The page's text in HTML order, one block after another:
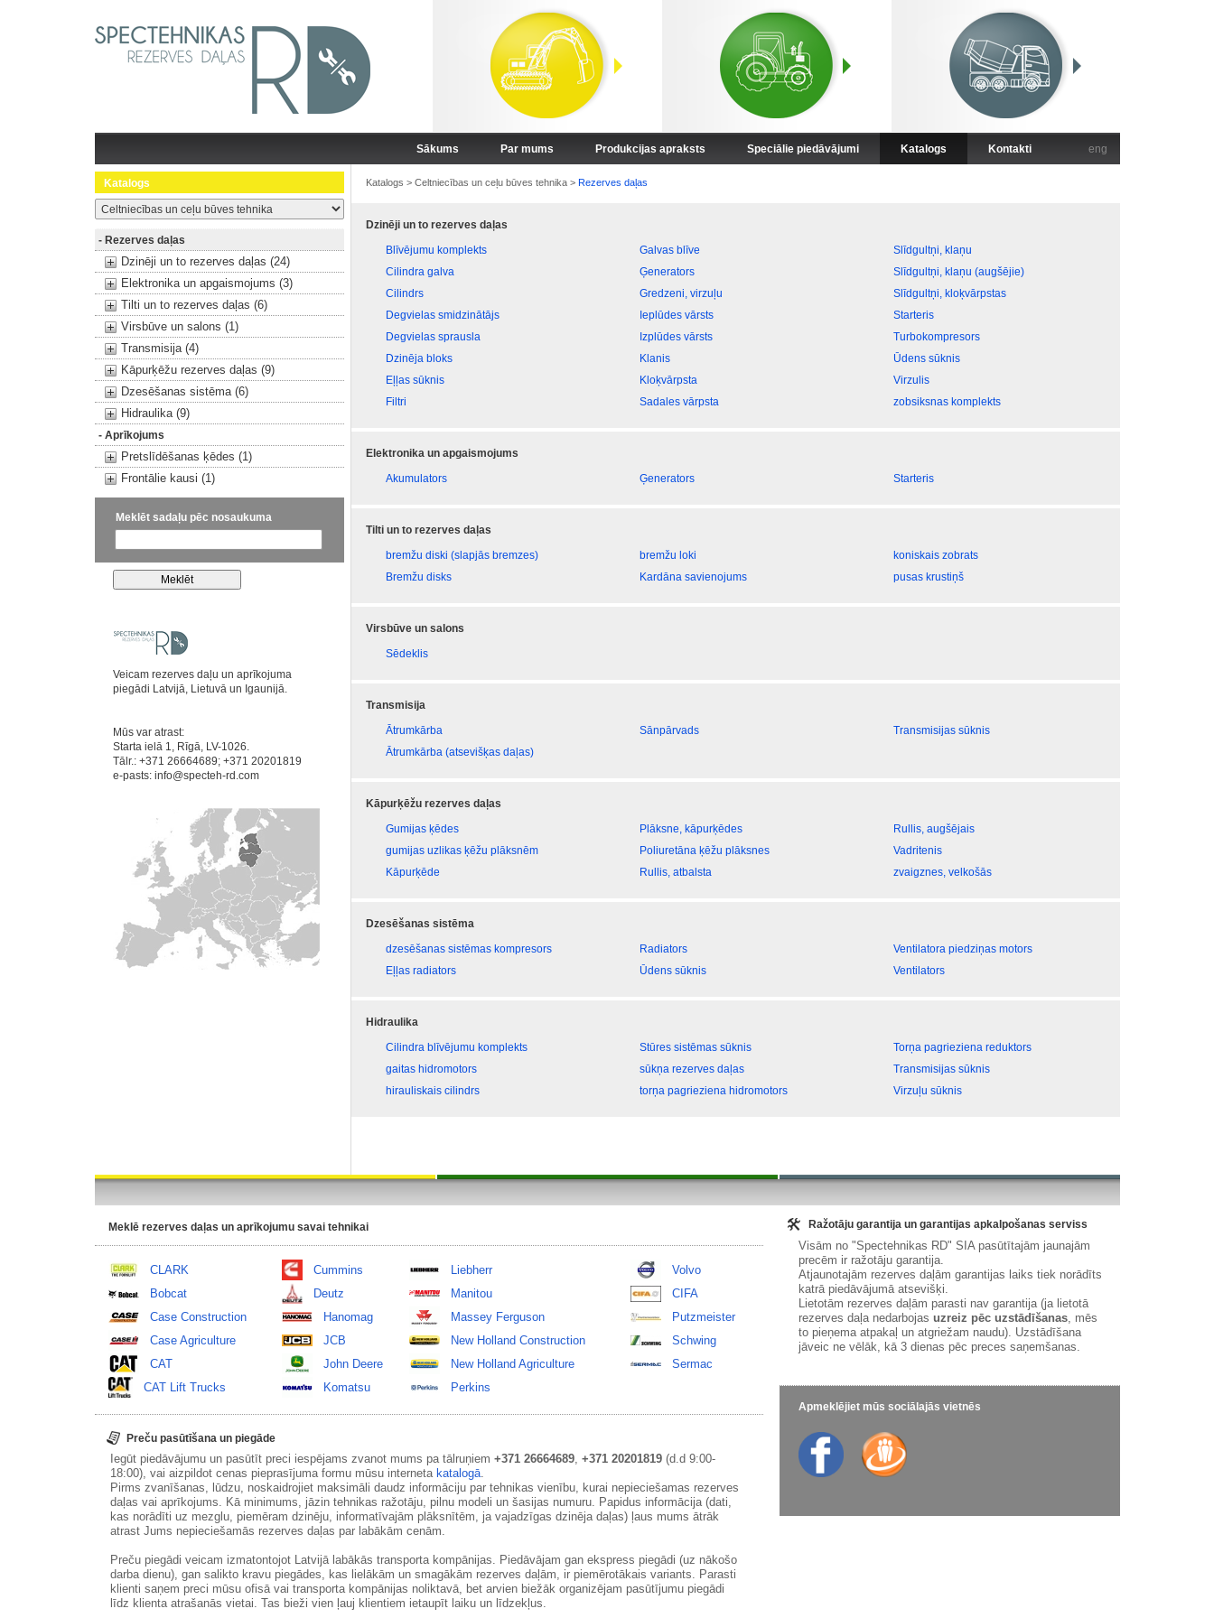
Sākums Par mums Produkcijas apraksts Speciālie piedāvājumi Katalogs Kontakti eng
Katalogs
- Rezerves daļas
Dzinēji un to rezerves daļas (24)
Elektronika un apgaismojums (3)
Tilti un to rezerves daļas (6)
Virsbūve un salons (1)
Transmisija (4)
Kāpurķēžu rezerves daļas (9)
Dzesēšanas sistēma (6)
Hidraulika (9)
- Aprīkojums
Pretslīdēšanas ķēdes (1)
Frontālie kausi (1)
Meklēt sadaļu pēc nosaukuma
Veicam rezerves daļu un aprīkojuma
piegādi Latvijā, Lietuvā un Igaunijā.
Mūs var atrast:
Starta ielā 1, Rīgā, LV-1026.
Tālr.: +371 26664689; +371 20201819
e-pasts: info@specteh-rd.com
Katalogs > Celtniecības un ceļu būves tehnika> Rezerves daļas
Dzinēji un to rezerves daļas
Blīvējumu komplekts
Cilindra galva
Cilindrs
Degvielas smidzinātājs
Degvielas sprausla
Dzinēja bloks
Eļļas sūknis
Filtri
Galvas blīve
Ģenerators
Gredzeni, virzuļu
Ieplūdes vārsts
Izplūdes vārsts
Klanis
Kloķvārpsta
Sadales vārpsta
Slīdgultņi, klaņu
Slīdgultņi, klaņu (augšējie)
Slīdgultņi, kloķvārpstas
Starteris
Turbokompresors
Ūdens sūknis
Virzulis
zobsiksnas komplekts
Elektronika un apgaismojums
Akumulators
Ģenerators Starteris
Tilti un to rezerves daļas
bremžu diski (slapjās bremzes)
Bremžu disks
bremžu loki
Kardāna savienojums
koniskais zobrats
pusas krustiņš
Virsbūve un salons
Sēdeklis
Transmisija
Ātrumkārba
Ātrumkārba (atsevišķas daļas)
Sānpārvads Transmisijas sūknis
Kāpurķēžu rezerves daļas
Gumijas ķēdes
gumijas uzlikas ķēžu plāksnēm
Kāpurķēde
Plāksne, kāpurķēdes
Poliuretāna ķēžu plāksnes
Rullis, atbalsta
Rullis, augšējais
Vadritenis
zvaigznes, velkošās
Dzesēšanas sistēma
dzesēšanas sistēmas kompresors
Eļļas radiators
Radiators
Ūdens sūknis
Ventilatora piedziņas motors
Ventilators
Hidraulika
Cilindra blīvējumu komplekts
gaitas hidromotors
hirauliskais cilindrs
Stūres sistēmas sūknis
sūkņa rezerves daļas
torņa pagrieziena hidromotors
Torņa pagrieziena reduktors
Transmisijas sūknis
Virzuļu sūknis
Meklē rezerves daļas un aprīkojumu savai tehnikai
CLARK
Bobcat
Case Construction
Case Agriculture
CAT
CAT Lift Trucks
Cummins
Deutz
Hanomag
JCB
John Deere
Komatsu
Liebherr
Manitou
Massey Ferguson
New Holland Construction
New Holland Agriculture
Perkins
Volvo
CIFA
Putzmeister
Schwing
Sermac
Preču pasūtīšana un piegāde
Iegūt piedāvājumu un pasūtīt preci iespējams zvanot mums pa tālruņiem +371 26664689, +371 20201819(d.d 9:00-
18:00), vai aizpildot cenas pieprasījuma formu mūsu interneta katalogā.
Pirms zvanīšanas, lūdzu, noskaidrojiet maksimāli daudz informāciju par tehnikas vienību, kurai nepieciešamas rezerves
daļas vai aprīkojums. Kā minimums, jāzin tehnikas ražotāju, pilnu modeli un šasijas numuru. Papidus informācija (dati,
kas norādīti uz mezglu, piemēram dzinēju, informatīvajām plāksnītēm, ja vajadzīgas dzinēja daļas) ļaus mums ātrāk
atrast Jums nepieciešamās rezerves daļas par labākām cenām.
Preču piegādi veicam izmatontojot Latvijā labākās transporta kompānijas. Piedāvājam gan ekspress piegādi (uz nākošo
darba dienu), gan salikto kravu piegādes, kas lielākām un smagākām rezerves daļām, ir piemērotākais variants. Parasti
klienti saņem preci mūsu ofisā vai transporta kompānijas noliktavā, bet arvien biežāk organizējam pasūtījumu piegādi
līdz klienta atrašanās vietai. Tas bieži vien ļauj klientiem ietaupīt laiku un līdzekļus.
Ražotāju garantija un garantijas apkalpošanas serviss
Visām no "Spectehnikas RD" SIA pasūtītajām jaunajām
precēm ir ražotāju garantija.
Atjaunotajām rezerves daļām garantijas laiks tiek norādīts
katrā piedāvājumā atsevišķi.
Lietotām rezerves daļām parasti nav garantija (ja lietotā
rezerves daļa nedarbojas uzreiz pēc uzstādīšanas, mēs
to pieņema atpakaļ un atgriežam naudu). Uzstādīšana
jāveic ne vēlāk, kā 3 dienas pēc preces saņemšanas.
Apmeklējiet mūs sociālajās vietnēs